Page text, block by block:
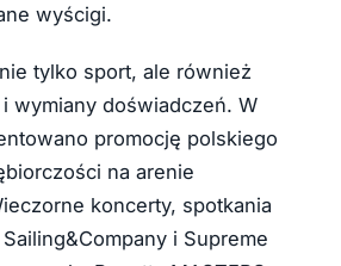
wyścigi.
tylko sport, ale również
wymiany doświadczeń. W
promocję polskiego
na arenie
koncerty, spotkania
i Supreme